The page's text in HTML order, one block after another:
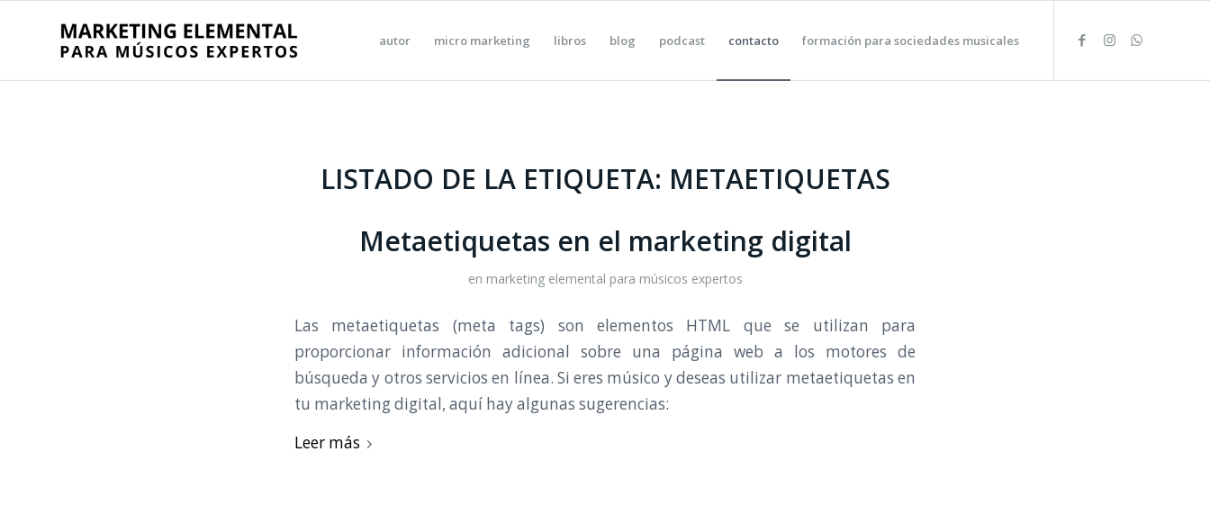
autor micro marketing libros blog podcast contacto formación para sociedades musicales
LISTADO DE LA ETIQUETA: METAETIQUETAS
Metaetiquetas en el marketing digital
en marketing elemental para músicos expertos
Las metaetiquetas (meta tags) son elementos HTML que se utilizan para
proporcionar información adicional sobre una página web a los motores de
búsqueda y otros servicios en línea. Si eres músico y deseas utilizar metaetiquetas en
tu marketing digital, aquí hay algunas sugerencias:
Leer más